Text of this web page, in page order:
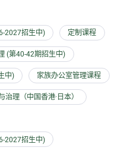
2027招生中) 定制课程
(第40-42期招生中)
中) 家族办公室管理课程
理（中国香港·日本）
2027招生中)